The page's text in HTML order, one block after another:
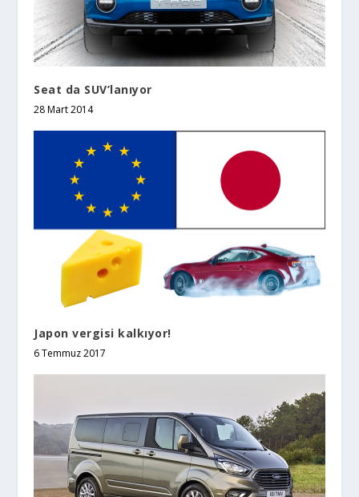
Seat da SUV’lanıyor
28 Mart 2014
Japon vergisi kalkıyor!
6 Temmuz 2017